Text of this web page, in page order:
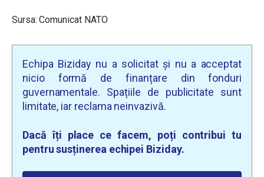
Sursa: Comunicat NATO
Echipa Biziday nu a solicitat și nu a acceptat
nicio formă de finanțare din fonduri
guvernamentale. Spațiile de publicitate sunt
limitate, iar reclama neinvazivă.
Dacă îți place ce facem, poți contribui tu
pentru susținerea echipei Biziday.